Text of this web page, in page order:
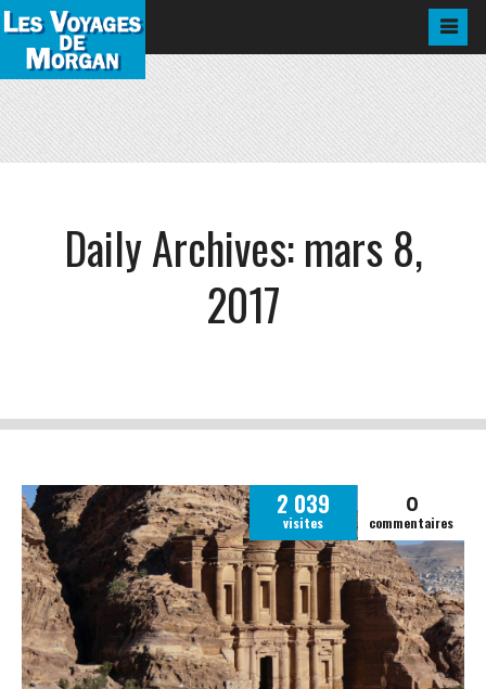
Daily Archives:mars 8,
2017
2 039
visites
0
commentaires